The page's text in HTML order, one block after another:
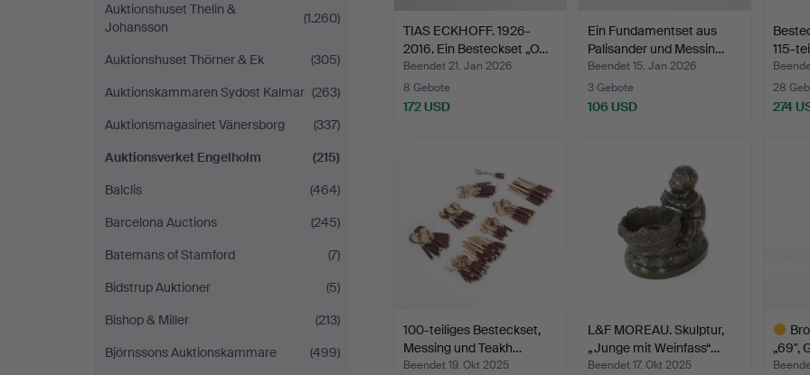
Auktionshuset Thelin &
Johansson
(1.260)
Auktionshuset Thörner & Ek
(305)
Auktionskammaren Sydost Kalmar (263)
Auktionsmagasinet Vänersborg
(337)
Auktionsverket Engelholm
(215)
Balclis
(464)
Barcelona Auctions
(245)
Batemans of Stamford
(7)
Bidstrup Auktioner
(5)
Bishop & Miller
(213)
Björnssons Auktionskammare
(499)
TIAS ECKHOFF. 1926-
2016. Ein Besteckset „O…
Beendet 21. Jan 2026
8 Gebote
172 USD
Ein Fundamentset aus
Palisander und Messin…
Beendet 15. Jan 2026
3 Gebote
106 USD
115-
28
274
100-teiliges Besteckset,
Messing und Teakh…
Beendet 19. Okt 2025
L&F MOREAU. Skulptur,
„Junge mit Weinfass“…
Beendet 17. Okt 2025
„69",